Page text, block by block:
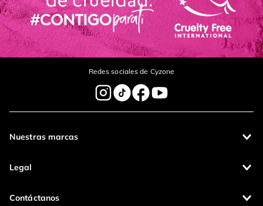
Redes sociales de Cyzone
Nuestras marcas
Legal
Contáctanos